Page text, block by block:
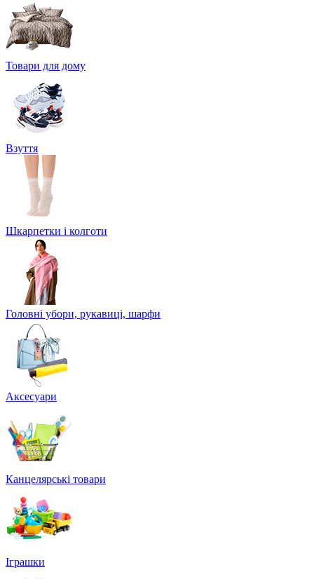
Товари для дому
Взуття
Шкарпетки і колготи
Головні убори, рукавиці, шарфи
Аксесуари
Канцелярські товари
Іграшки